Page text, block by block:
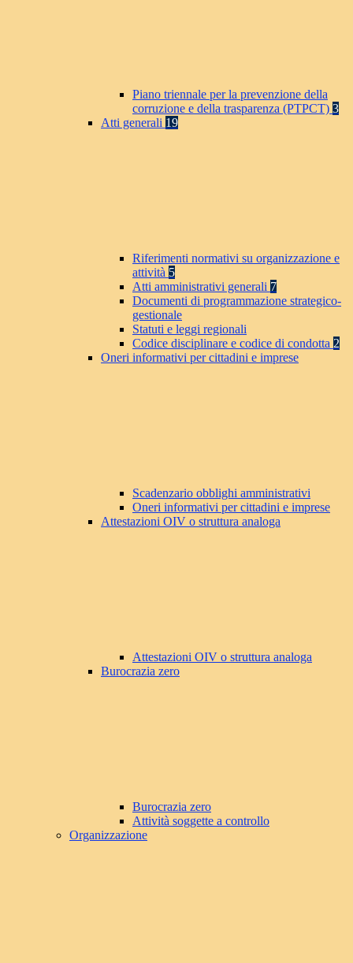
Piano triennale per la prevenzione della
corruzione e della trasparenza (PTPCT) 3
Atti generali 19
Riferimenti normativi su organizzazione e
attività 5
Atti amministrativi generali 7
Documenti di programmazione strategico-
gestionale
Statuti e leggi regionali
Codice disciplinare e codice di condotta 2
Oneri informativi per cittadini e imprese
Scadenzario obblighi amministrativi
Oneri informativi per cittadini e imprese
Attestazioni OIV o struttura analoga
Attestazioni OIV o struttura analoga
Burocrazia zero
Burocrazia zero
Attività soggette a controllo
Organizzazione